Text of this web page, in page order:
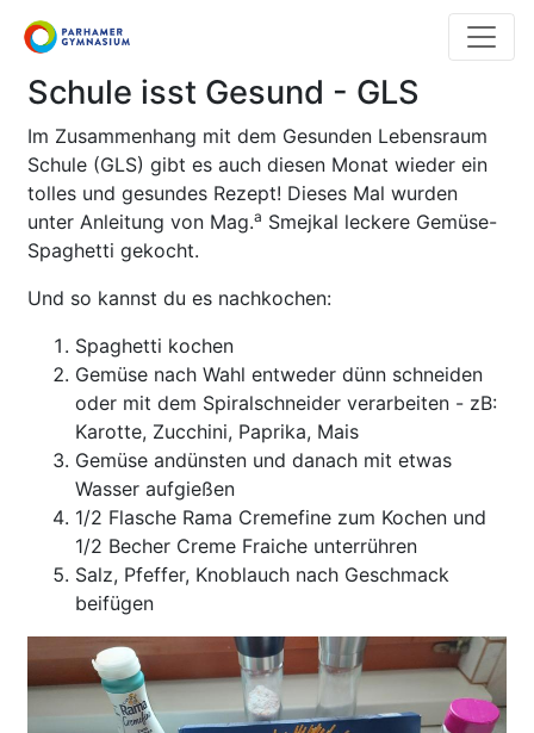
Direkt
zum
Schule isst Gesund - GLS
Im Zusammenhang mit dem Gesunden Lebensraum
Schule (GLS) gibt es auch diesen Monat wieder ein
tolles und gesundes Rezept! Dieses Mal wurden
unter Anleitung von Mag.a Smejkal leckere Gemüse-
Spaghetti gekocht.
Und so kannst du es nachkochen:
Spaghetti kochen
Gemüse nach Wahl entweder dünn schneiden
oder mit dem Spiralschneider verarbeiten - zB:
Karotte, Zucchini, Paprika, Mais
Gemüse andünsten und danach mit etwas
Wasser aufgießen
1/2 Flasche Rama Cremefine zum Kochen und
1/2 Becher Creme Fraiche unterrühren
Salz, Pfeffer, Knoblauch nach Geschmack
beifügen